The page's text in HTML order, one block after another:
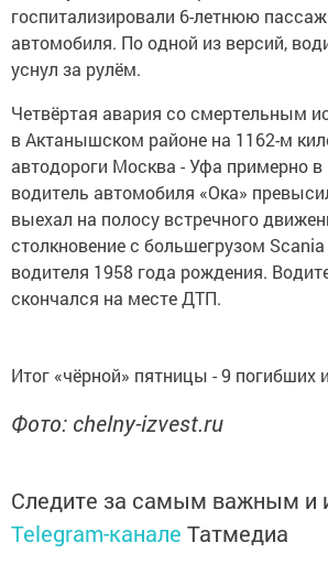
госпитализировали 6-летнюю
автомобиля. По одной из версий,
уснул за рулём.
Четвёртая авария со смертельным
в Актанышском районе на 1162-м
автодороги Москва - Уфа примерно в
водитель автомобиля «Ока»
выехал на полосу встречного
столкновение с большегрузом
водителя 1958 года рождения.
скончался на месте ДТП.
Итог «чёрной» пятницы - 9 погибших
Фото: chelny-izvest.ru
Следите за самым важным и
Telegram-канале Татмедиа